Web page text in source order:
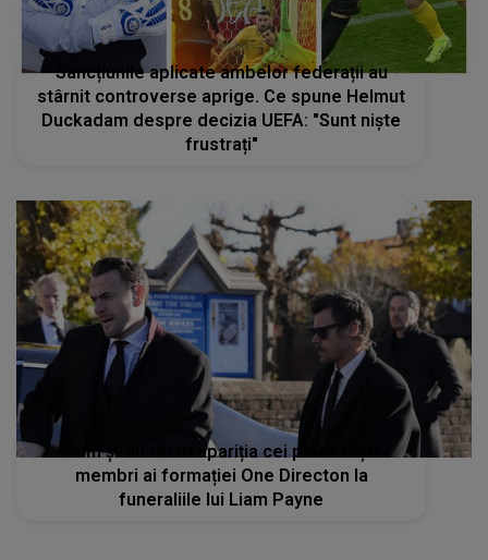
Sancțiunile aplicate ambelor federații au
stârnit controverse aprige. Ce spune Helmut
Duckadam despre decizia UEFA: "Sunt niște
frustrați"
Cum și-au făcut apariția cei patru foști
membri ai formației One Directon la
funeraliile lui Liam Payne